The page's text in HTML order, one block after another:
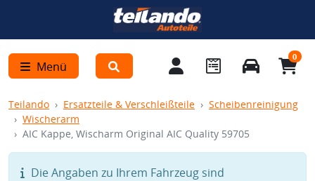
Menü
0
Teilando Ersatzteile & Verschleißteile
Scheibenreinigung
Wischerarm
AIC Kappe, Wischarm Original AIC Quality 59705
Die Angaben zu Ihrem Fahrzeug sind